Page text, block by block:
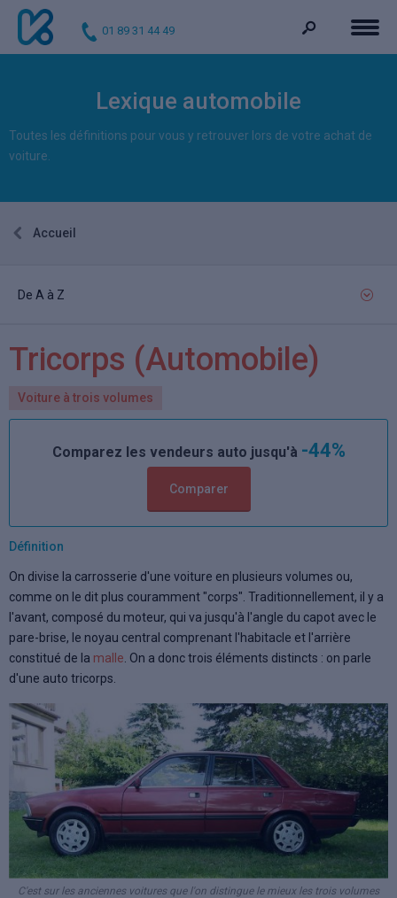
01 89 31 44 49
Lexique automobile
Toutes les définitions pour vous y retrouver lors de votre achat de
voiture.
Accueil
De A à Z
Tricorps (Automobile)
Voiture à trois volumes
Comparez les vendeurs auto jusqu'à -44%
Comparer
Définition
On divise la carrosserie d'une voiture en plusieurs volumes ou,
comme on le dit plus couramment "corps". Traditionnellement, il y a
l'avant, composé du moteur, qui va jusqu'à l'angle du capot avec le
pare-brise, le noyau central comprenant l'habitacle et l'arrière
constitué de la malle . On a donc trois éléments distincts : on parle
d'une auto tricorps.
C'est sur les anciennes voitures que l'on distingue le mieux les trois volumes